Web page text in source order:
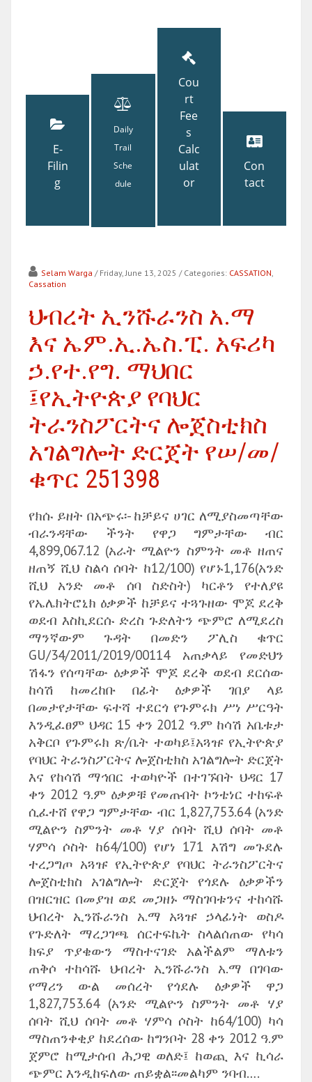
E-
Filin
g
Daily
Trail
Sche
dule
Cou
rt
Fee
s
Calc
ulat
or
Con
tact
Selam Warga / Friday, June 13, 2025 / Categories: CASSATION,
Cassation
ህብረት ኢንሹራንስ አ.ማ
እና ኤም.ኢ.ኤስ.ፒ. አፍሪካ
ኃ.የተ.የግ. ማህበር
፤የኢትዮጵያ የባህር
ትራንስፖርትና ሎጀስቲክስ
አገልግሎት ድርጀት የሠ/መ/
ቁጥር 251398
የክሱ ይዘት በአጭሩ፡- ከቻይና ሀገር ለሚያስመጣቸው
ብራንዳቸው ችንት የዋጋ ግምታቸው ብር
4,899,067.12 (አራት ሚልዮን ስምንት መቶ ዘጠና
ዘጠኝ ሺህ ስልሳ ሰባት ከ12/100) የሆኑ1,176(አንድ
ሺህ አንድ መቶ ሰባ ስድስት) ካርቶን የተለያዩ
የኤሌክትሮኒክ ዕቃዎች ከቻይና ተጓጉዘው ሞጆ ደረቅ
ወደብ እስኪደርሱ ድረስ ጉድለትን ጭምሮ ለሚደረስ
ማንኛውም ጉዳት በመድን ፖሊስ ቁጥር
GU/34/2011/2019/00114 አጠቃላይ የመድህን
ሽፋን የሰጣቸው ዕቃዎች ሞጆ ደረቅ ወደብ ደርሰው
ከሳሽ ከመረከቡ በፊት ዕቃዎች ገበያ ላይ
በመታየታቸው ፍተሻ ተደርጎ የጉምሩክ ሥነ ሥርዓት
እንዲፈፀም ህዳር 15 ቀን 2012 ዓ.ም ከሳሽ አቤቱታ
አቅርቦ የጉምሩክ ጽ/ቤት ተወካይ፤አጓዡ የኢትዮጵያ
የባህር ትራንስፖርትና ሎጀስቲክስ አገልግሎት ድርጀት
እና የከሳሽ ማኅበር ተወካዮች በተገኙበት ህዳር 17
ቀን 2012 ዓ.ም ዕቃዎቹ የመጡበት ኮንቴነር ተከፍቶ
ሲፈተሸ የዋጋ ግምታቸው ብር 1,827,753.64 (አንድ
ሚልዮን ስምንት መቶ ሃያ ሰባት ሺህ ሰባት መቶ
ሃምሳ ሶስት ከ64/100) የሆነ 171 እሽግ መጉደሉ
ተረጋግጦ አጓዡ የኢትዮጵያ የባህር ትራንስፖርትና
ሎጀስቲክስ አገልግሎት ድርጀት የጎደሉ ዕቃዎችን
በዝርዝር በመያዝ ወደ መጋዘኑ ማስገባቱንና ተከሳሹ
ህብረት ኢንሹራንስ አ.ማ አጓዡ ኃላፊነት ወስዶ
የጉድለት ማረጋገጫ ሰርተፍኬት ስላልሰጠው የካሳ
ክፍያ ጥያቄውን ማስተናገድ አልችልም ማለቱን
ጠቅሶ ተከሳሹ ህብረት ኢንሹራንስ አ.ማ በገባው
የማሪን ውል መሰረት የጎደሉ ዕቃዎች ዋጋ
1,827,753.64 (አንድ ሚልዮን ስምንት መቶ ሃያ
ሰባት ሺህ ሰባት መቶ ሃምሳ ሶስት ከ64/100) ካሳ
ማስጠንቀቂያ ከደረሰው ከግንቦት 28 ቀን 2012 ዓ.ም
ጀምሮ ከሚታሰብ ሕጋዊ ወለድ፤ ከወጪ እና ኪሳራ
ጭምር እንዲከፍለው ጠይቋል፡፡መልካም ንባብ….